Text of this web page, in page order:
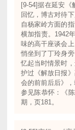
[9-54]据在延安
回忆，博古对待
自杨家岭方面的
横加指责。1942
味的高干座谈会
悄坐到了丁玲身
忆起当时情景时
护过《解放日报
会的前前后后》
参见陈恭怀：《
期，页181。